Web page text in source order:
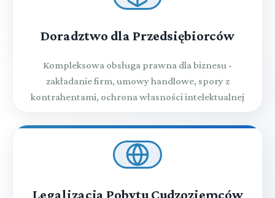
Doradztwo dla Przedsiębiorców
Kompleksowa obsługa prawna dla biznesu -
zakładanie firm, umowy handlowe, spory z
kontrahentami, ochrona własności intelektualnej
Legalizacja Pobytu Cudzoziemców